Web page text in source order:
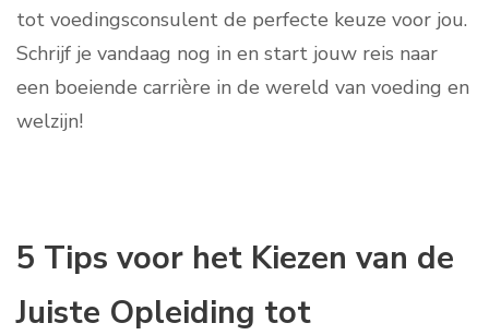
tot voedingsconsulent de perfecte keuze voor jou.
Schrijf je vandaag nog in en start jouw reis naar
een boeiende carrière in de wereld van voeding en
welzijn!
5 Tips voor het Kiezen van de
Juiste Opleiding tot